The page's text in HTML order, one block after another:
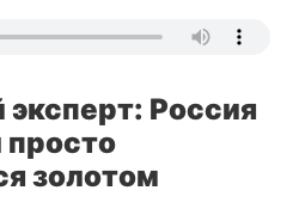
Россия
золотом